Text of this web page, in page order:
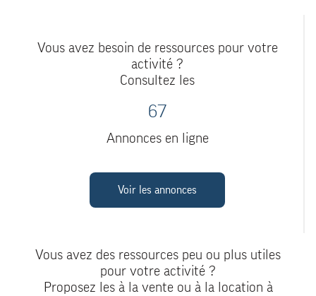
Vous avez besoin de ressources pour votre
activité ?
Consultez les
67
Annonces en ligne
Voir les annonces
Vous avez des ressources peu ou plus utiles
pour votre activité ?
Proposez les à la vente ou à la location à